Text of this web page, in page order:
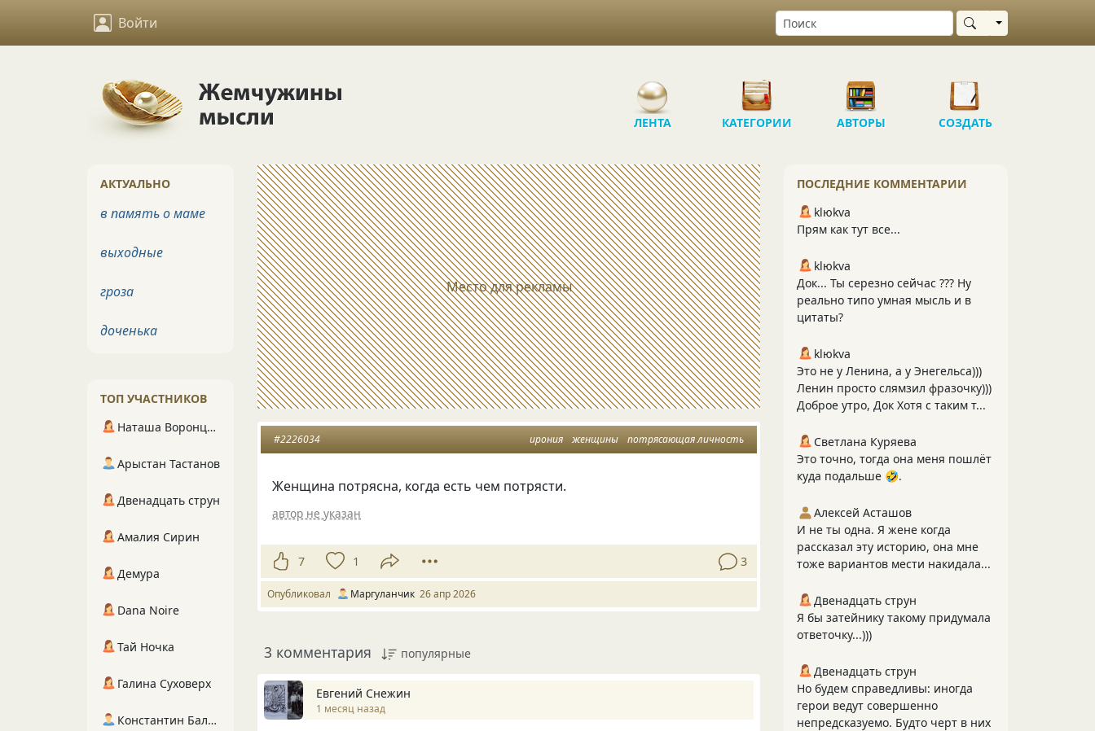
Войти Выбрать область
ЛЕНТА КАТЕГОРИИ АВТОРЫ СОЗДАТЬ
Место для рекламы
ирония женщины потрясающая личность
#2226034
Женщина потрясна, когда есть чем потрясти.
автор не указан
7 1 3
Опубликовал Маргуланчик 26 апр 2026
3 комментария популярные
Евгений Снежин
1 месяц назад
ПОСЛЕДНИЕ КОММЕНТАРИИ
klюkva
Прям как тут все...
klюkva
Док... Ты серезно сейчас ??? Ну
реально типо умная мысль и в
цитаты?
klюkva
Это не у Ленина, а у Энегельса)))
Ленин просто слямзил фразочку)))
Доброе утро, Док Хотя с таким т...
Светлана Куряева
Это точно, тогда она меня пошлёт
куда подальше 🤣.
Алексей Асташов
И не ты одна. Я жене когда
рассказал эту историю, она мне
тоже вариантов мести накидала...
Двенадцать струн
Я бы затейнику такому придумала
ответочку...)))
Двенадцать струн
Но будем справедливы: иногда
герои ведут совершенно
непредсказуемо. Будто черт в них
АКТУАЛЬНО
в память о маме
выходные
гроза
доченька
ТОП УЧАСТНИКОВ
Наташа Воронцова
Арыстан Тастанов
Двенадцать струн
Амалия Сирин
Демура
Dana Noire
Тай Ночка
Галина Суховерх
Константин Балухта